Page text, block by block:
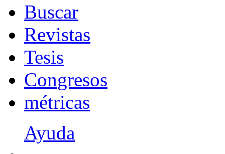
Buscar
Revistas
Tesis
Congresos
métricas
Ayuda